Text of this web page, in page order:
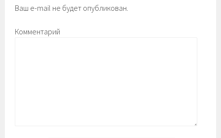
Ваш e-mail не будет опубликован.
Комментарий